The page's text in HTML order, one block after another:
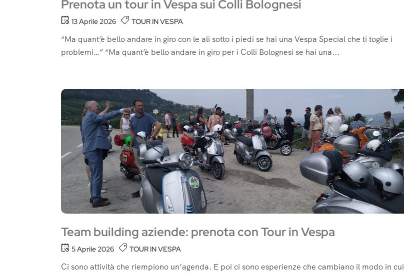
Prenota un tour in Vespa sui Colli Bolognesi
13 Aprile 2026 TOUR IN VESPA
“Ma quant’è bello andare in giro con le ali sotto i piedi se hai una Vespa Special che ti toglie i
problemi…” “Ma quant’è bello andare in giro per i Colli Bolognesi se hai una...
Team building aziende: prenota con Tour in Vespa
5 Aprile 2026 TOUR IN VESPA
Ci sono attività che riempiono un’agenda. E poi ci sono esperienze che cambiano il modo in cui